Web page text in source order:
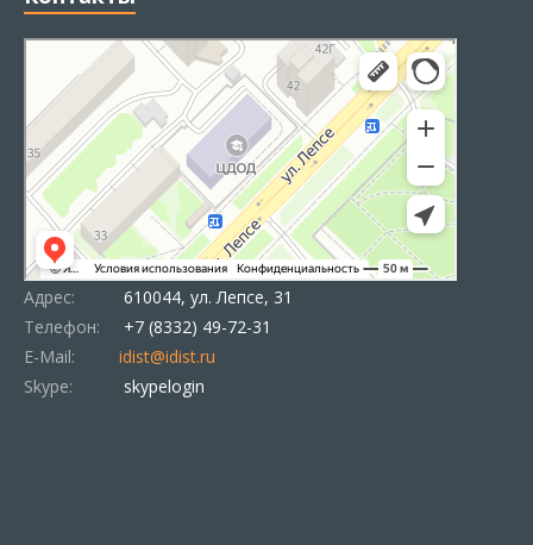
Адрес:
610044, ул. Лепсе, 31
Телефон:
+7 (8332) 49-72-31
E-Mail:
idist@idist.ru
Skype:
skypelogin